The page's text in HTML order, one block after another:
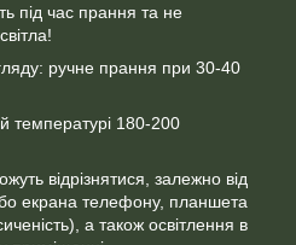
під час прання та не
ручне прання при 30-40
температурі 180-200
відрізнятися, залежно від
екрана телефону, планшета
а також освітлення в